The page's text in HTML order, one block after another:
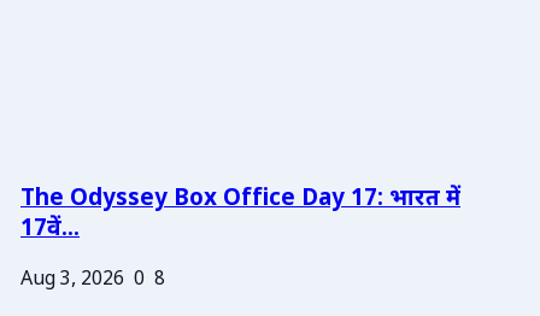
The Odyssey Box Office Day 17: भारत में
17वें...
Aug 3, 2026 0 8